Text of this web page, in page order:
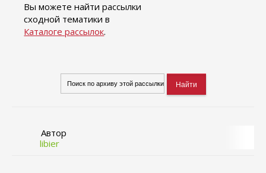
Вы можете найти рассылки
сходной тематики в
Каталоге рассылок.
Автор
libier